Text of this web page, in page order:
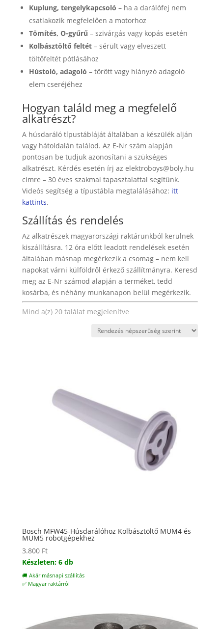
Kuplung, tengelykapcsoló – ha a darálófej nem
csatlakozik megfelelően a motorhoz
Tömítés, O-gyűrű– szivárgás vagy kopás esetén
Kolbásztöltő feltét– sérült vagy elveszett
töltőfeltét pótlásához
Hústoló, adagoló – törött vagy hiányzó adagoló
elem cseréjéhez
Hogyan találd meg a megfelelő
alkatrészt?
A húsdaráló típustábláját általában a készülék alján
vagy hátoldalán találod. Az E-Nr szám alapján
pontosan be tudjuk azonosítani a szükséges
alkatrészt. Kérdés esetén írj az elektroboys@boly.hu
címre – 30 éves szakmai tapasztalattal segítünk.
Videós segítség a típustábla megtalálásához: itt
kattints.
Szállítás és rendelés
Az alkatrészek magyarországi raktárunkból kerülnek
kiszállításra. 12 óra előtt leadott rendelések esetén
általában másnap megérkezik a csomag – nem kell
napokat várni külföldről érkező szállítmányra. Keresd
meg az E-Nr számod alapján a terméket, tedd
kosárba, és néhány munkanapon belül megérkezik.
Mind a(z) 20 találat megjelenítveSorted
popularity
Bosch MFW45-Húsdarálóhoz Kolbásztöltő MUM4 és
MUM5 robotgépekhez
3.800 Ft
Készleten: 6 db
🚚 Akár másnapi szállítás
✅ Magyar raktárról